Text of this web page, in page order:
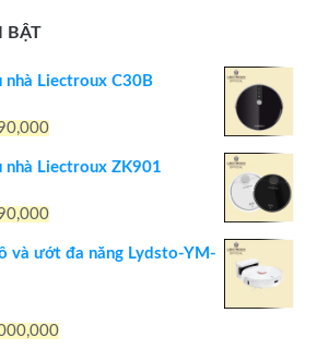
BẬT
nhà Liectroux C30B
Giá
hiện
là:
₫3,590,000.
nhà Liectroux ZK901
Giá
hiện
₫5,590,000.
và ướt đa năng Lydsto-YM-
Giá